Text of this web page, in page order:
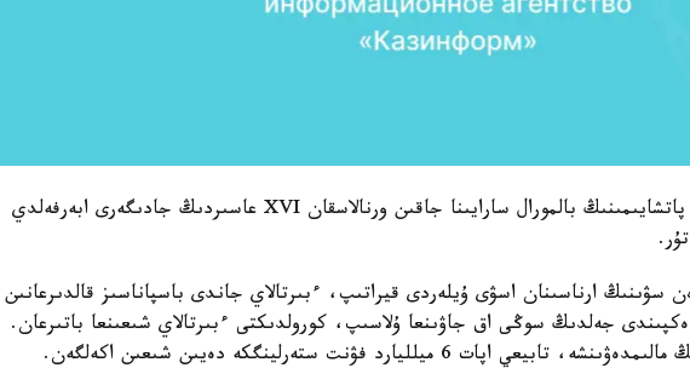
ءتىپتى اعىن سۋ شوتلانديا پاتشايىمىنىڭ بالمورال سارايىنا جاقىن ورنالاسقان XVI عاسىردىڭ جادىگەرى ابەرفەلدي
سۋىنىڭ ارناسىنان اسۋى ۇيلەردى قيراتىپ، ءبىرتالاي جاندى باسپاناسىز قالدىرعانىن
جەلدىڭ سوڭى اق جاۋىنعا ۇلاسىپ، كورولدىكتى ءبىرتالاي شىعىنعا باتىرعان.
اپات 6 ميلليارد فۋنت ستەرلينگكە دەيىن شىعىن اكەلگەن.